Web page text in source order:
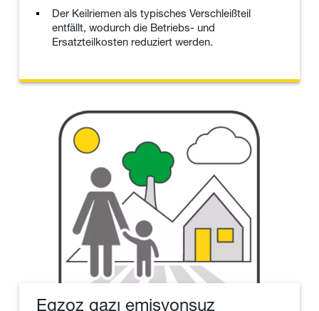
Der Keilriemen als typisches Verschleißteil
entfällt, wodurch die Betriebs- und
Ersatzteilkosten reduziert werden.
Egzoz gazı emisyonsuz